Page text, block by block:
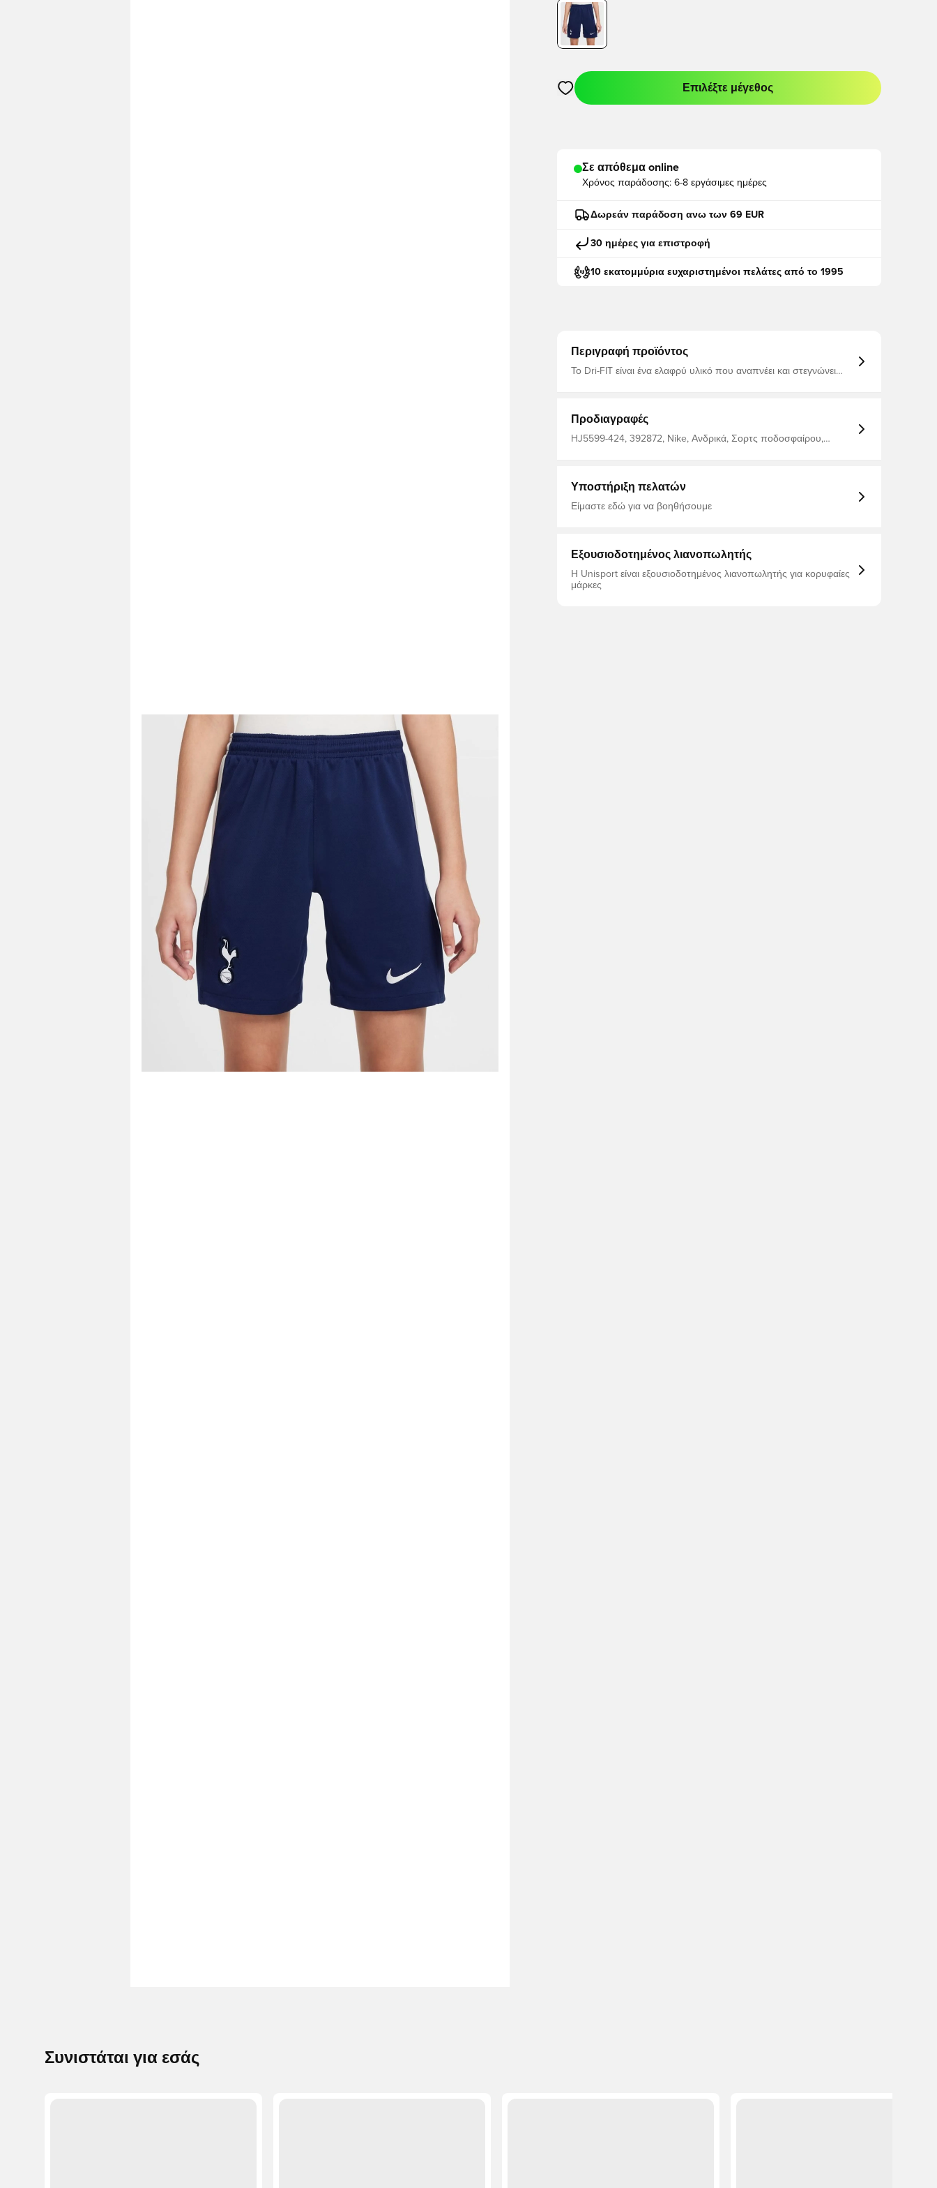
Ανοίγει ένα Modal για να συνδεθείτε ή να εγγραφείτε ως μέλος
Επιλέξτε μέγεθος
Σε απόθεμα online
Χρόνος παράδοσης: 6-8 εργάσιμες ημέρες
Δωρεάν παράδοση ανω των 69 EUR
30 ημέρες για επιστροφή
10 εκατομμύρια ευχαριστημένοι πελάτες από το 1995
Περιγραφή προϊόντος
Το Dri-FIT είναι ένα ελαφρύ υλικό που αναπνέει και στεγνώνει
από 100% πολυεστέρα.
Προδιαγραφές
HJ5599-424, 392872, Nike, Ανδρικά, Σορτς ποδοσφαίρου,
Υποστήριξη πελατών
Είμαστε εδώ για να βοηθήσουμε
Εξουσιοδοτημένος λιανοπωλητής
Η Unisport είναι εξουσιοδοτημένος λιανοπωλητής για κορυφαίες
μάρκες
Συνιστάται για εσάς